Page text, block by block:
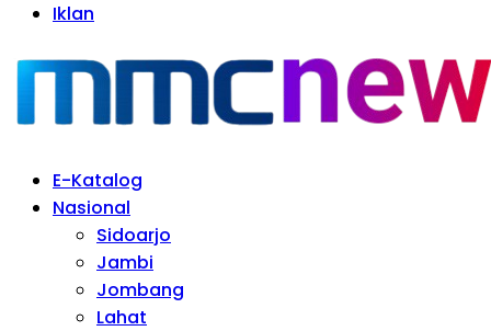
Iklan
E-Katalog
Nasional
Sidoarjo
Jambi
Jombang
Lahat